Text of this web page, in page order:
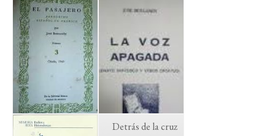
Detrás de la cruz